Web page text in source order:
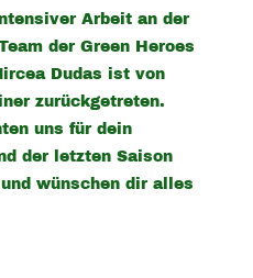
Arbeit an der
der Green Heroes
Dudas ist von
zurückgetreten.
uns für dein
der letzten Saison
wünschen dir alles